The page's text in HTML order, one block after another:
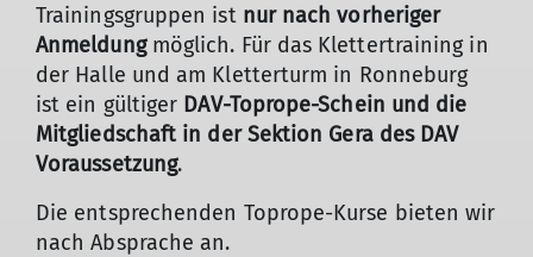
Trainingsgruppen ist nur nach vorheriger
Anmeldungmöglich. Für das Klettertraining in
der Halle und am Kletterturm in Ronneburg
ist ein gültiger DAV-Toprope-Schein und die
Mitgliedschaft in der Sektion Gera des DAV
Voraussetzung.
Die entsprechenden Toprope-Kurse bieten wir
nach Absprache an.